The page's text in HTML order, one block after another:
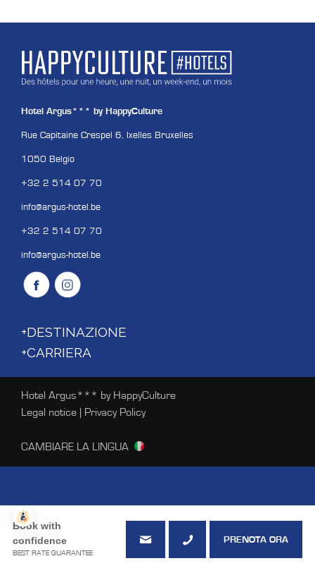
Hotel Argus*** by HappyCulture
Rue Capitaine Crespel 6, Ixelles Bruxelles
1050 Belgio
+32 2 514 07 70
info@argus-hotel.be
+32 2 514 07 70
info@argus-hotel.be
+DESTINAZIONE
+CARRIERA
Hotel Argus*** by HappyCulture
Legal notice
Privacy Policy
CAMBIARE LA LINGUA
Book with
confidence
BEST RATE GUARANTEE
PRENOTA ORA